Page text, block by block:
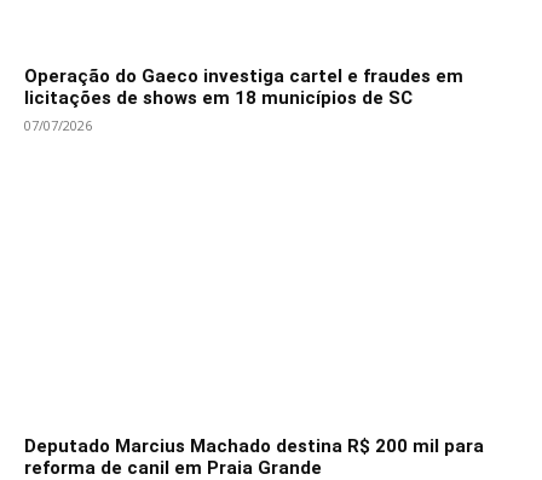
Operação do Gaeco investiga cartel e fraudes em
licitações de shows em 18 municípios de SC
07/07/2026
Deputado Marcius Machado destina R$ 200 mil para
reforma de canil em Praia Grande